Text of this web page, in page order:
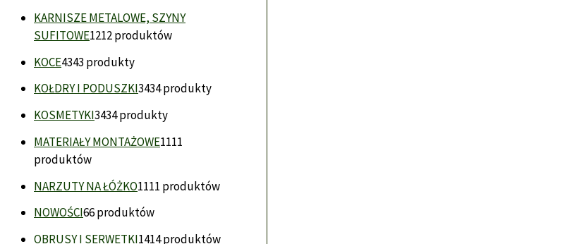
KARNISZE METALOWE, SZYNY
SUFITOWE1212 produktów
KOCE4343 produkty
KOŁDRY I PODUSZKI3434 produkty
KOSMETYKI3434 produkty
MATERIAŁY MONTAŻOWE1111
produktów
NARZUTY NA ŁÓŻKO1111 produktów
NOWOŚCI66 produktów
OBRUSY I SERWETKI1414 produktów